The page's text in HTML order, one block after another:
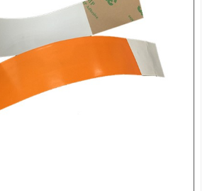
Русский
Italiano